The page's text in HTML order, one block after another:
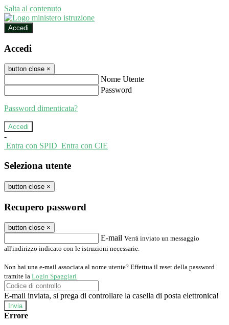
Salta al contenuto
Accedi
Accedi
button close ×
Nome Utente
Password
Password dimenticata?
-
Entra con SPID Entra con CIE
Seleziona utente
button close ×
Recupero password
button close ×
E-mail Verrà inviato un messaggio
all'indirizzo indicato con le istruzioni necessarie.
Non hai una e-mail associata al nome utente? Effettua il reset della password
tramite la Login Spaggiari
E-mail inviata, si prega di controllare la casella di posta elettronica!
Errore